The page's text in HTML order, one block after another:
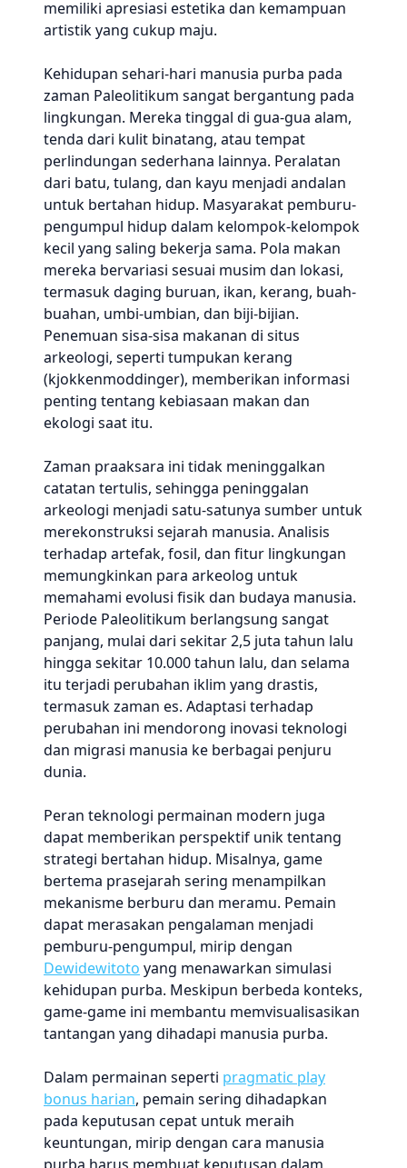
memiliki apresiasi estetika dan kemampuan
artistik yang cukup maju.
Kehidupan sehari-hari manusia purba pada
zaman Paleolitikum sangat bergantung pada
lingkungan. Mereka tinggal di gua-gua alam,
tenda dari kulit binatang, atau tempat
perlindungan sederhana lainnya. Peralatan
dari batu, tulang, dan kayu menjadi andalan
untuk bertahan hidup. Masyarakat pemburu-
pengumpul hidup dalam kelompok-kelompok
kecil yang saling bekerja sama. Pola makan
mereka bervariasi sesuai musim dan lokasi,
termasuk daging buruan, ikan, kerang, buah-
buahan, umbi-umbian, dan biji-bijian.
Penemuan sisa-sisa makanan di situs
arkeologi, seperti tumpukan kerang
(kjokkenmoddinger), memberikan informasi
penting tentang kebiasaan makan dan
ekologi saat itu.
Zaman praaksara ini tidak meninggalkan
catatan tertulis, sehingga peninggalan
arkeologi menjadi satu-satunya sumber untuk
merekonstruksi sejarah manusia. Analisis
terhadap artefak, fosil, dan fitur lingkungan
memungkinkan para arkeolog untuk
memahami evolusi fisik dan budaya manusia.
Periode Paleolitikum berlangsung sangat
panjang, mulai dari sekitar 2,5 juta tahun lalu
hingga sekitar 10.000 tahun lalu, dan selama
itu terjadi perubahan iklim yang drastis,
termasuk zaman es. Adaptasi terhadap
perubahan ini mendorong inovasi teknologi
dan migrasi manusia ke berbagai penjuru
dunia.
Peran teknologi permainan modern juga
dapat memberikan perspektif unik tentang
strategi bertahan hidup. Misalnya, game
bertema prasejarah sering menampilkan
mekanisme berburu dan meramu. Pemain
dapat merasakan pengalaman menjadi
pemburu-pengumpul, mirip dengan
Dewidewitoto yang menawarkan simulasi
kehidupan purba. Meskipun berbeda konteks,
game-game ini membantu memvisualisasikan
tantangan yang dihadapi manusia purba.
Dalam permainan seperti pragmatic play
bonus harian, pemain sering dihadapkan
pada keputusan cepat untuk meraih
keuntungan, mirip dengan cara manusia